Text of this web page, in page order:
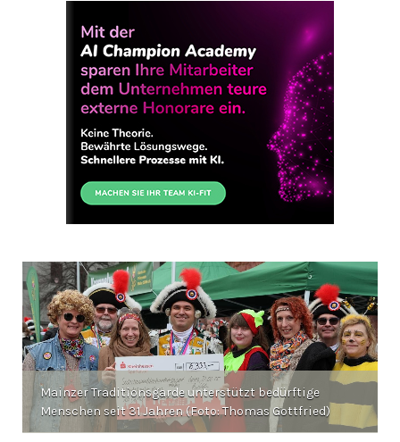
Mainzer Traditions­garde unterstützt bedürftige
Menschen seit 31 Jahren (Foto: Thomas Gottfried)